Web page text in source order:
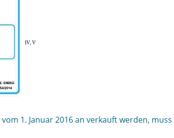
vom 1. Januar 2016 an verkauft werden,